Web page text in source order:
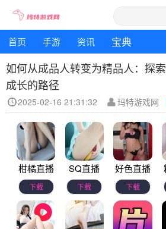
首页 手游 资讯 宝典
如何从成品人转变为精品人：探
成长的路径
2025-02-16 21:31:32 玛特游戏网
柑橘直播
下载
SQ直播
下载
好色直播
下载